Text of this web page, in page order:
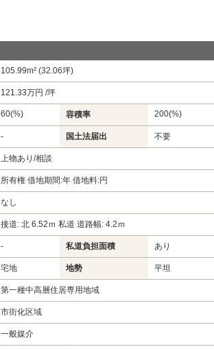
105.99m² (32.06坪)
121.33万円 /坪
60(%) 容積率 200(%)
- 国土法届出 不要
上物あり/相談
所有権 借地期間:年 借地料:円
なし
接道: 北 6.52ｍ 私道 道路幅: 4.2ｍ
- 私道負担面積 あり
宅地 地勢 平坦
第一種中高層住居専用地域
市街化区域
一般媒介